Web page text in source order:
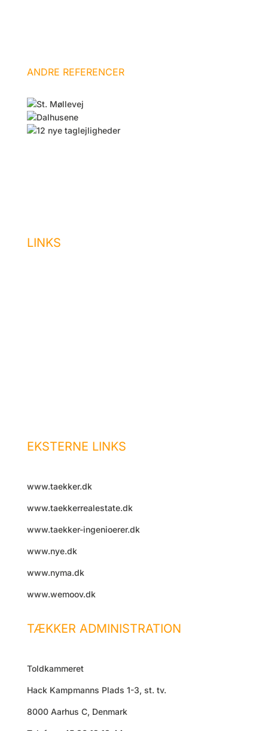
ANDRE REFERENCER
LINKS
EKSTERNE LINKS
www.taekker.dk
www.taekkerrealestate.dk
www.taekker-ingenioerer.dk
www.nye.dk
www.nyma.dk
www.wemoov.dk
TÆKKER ADMINISTRATION
Toldkammeret
Hack Kampmanns Plads 1-3, st. tv.
8000 Aarhus C, Denmark